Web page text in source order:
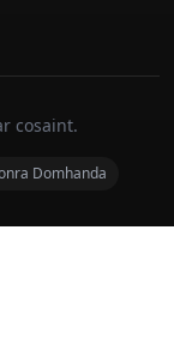
cosaint.
Domhanda